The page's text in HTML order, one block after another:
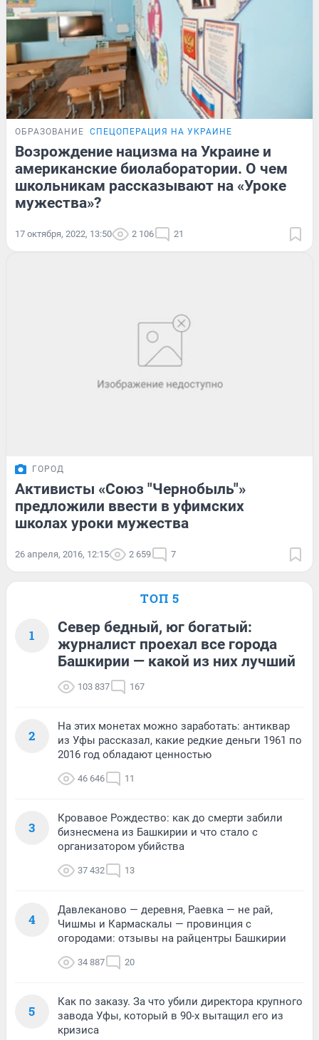
ОБРАЗОВАНИЕ СПЕЦОПЕРАЦИЯ НА УКРАИНЕ
Возрождение нацизма на Украине и
американские биолаборатории. О чем
школьникам рассказывают на «Уроке
мужества»?
17 октября, 2022, 13:50 2 106 21
ГОРОД
Активисты «Союз "Чернобыль"»
предложили ввести в уфимских
школах уроки мужества
26 апреля, 2016, 12:15 2 659 7
ТОП 5
1
Север бедный, юг богатый:
журналист проехал все города
Башкирии — какой из них лучший
103 837 167
2
На этих монетах можно заработать: антиквар
из Уфы рассказал, какие редкие деньги 1961 по
2016 год обладают ценностью
46 646 11
3
Кровавое Рождество: как до смерти забили
бизнесмена из Башкирии и что стало с
организатором убийства
37 432 13
4
Давлеканово — деревня, Раевка — не рай,
Чишмы и Кармаскалы — провинция с
огородами: отзывы на райцентры Башкирии
34 887 20
5
Как по заказу. За что убили директора крупного
завода Уфы, который в 90-х вытащил его из
кризиса